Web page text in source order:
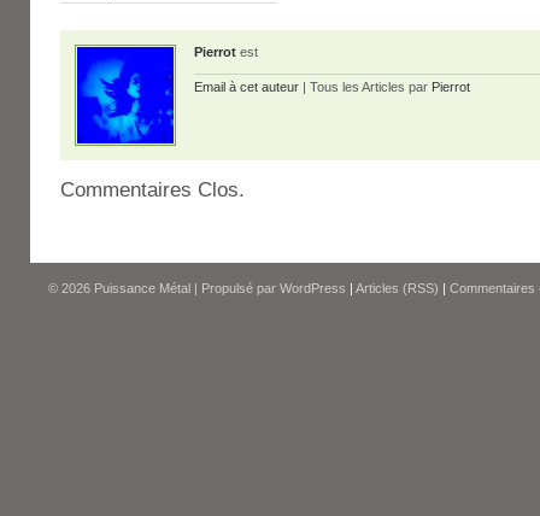
Pierrot est
Email à cet auteur | Tous les Articles par Pierrot
Commentaires Clos.
© 2026 Puissance Métal | Propulsé par WordPress | Articles (RSS) | Commentaires